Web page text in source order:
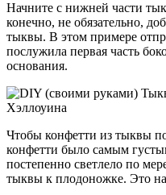
Начните с нижней части
конечно, не обязательно,
тыквы. В этом примере
послужила первая часть
основания.
Чтобы конфетти из тыквы
конфетти было самым
постепенно светлело по
тыквы к плодоножке. Это